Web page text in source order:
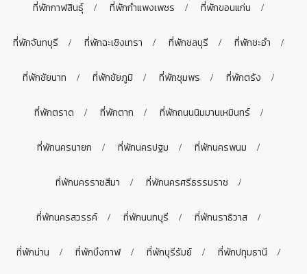
ที่พักกาฬสินธุ์ ที่พักกำแพงเพชร ที่พักขอนแก่น
ที่พักจันทบุรี ที่พักฉะเชิงเทรา ที่พักชลบุรี ที่พักชะอำ
ที่พักชัยนาท ที่พักชัยภูมิ ที่พักชุมพร ที่พักตรัง
ที่พักตราด ที่พักตาก ที่พักถนนนิมมานเหมินทร์
ที่พักนครนายก ที่พักนครปฐม ที่พักนครพนม
ที่พักนครราชสีมา ที่พักนครศรีธรรมราช
ที่พักนครสวรรค์ ที่พักนนทบุรี ที่พักนราธิวาส
ที่พักน่าน ที่พักบึงกาฬ ที่พักบุรีรัมย์ ที่พักปทุมธานี